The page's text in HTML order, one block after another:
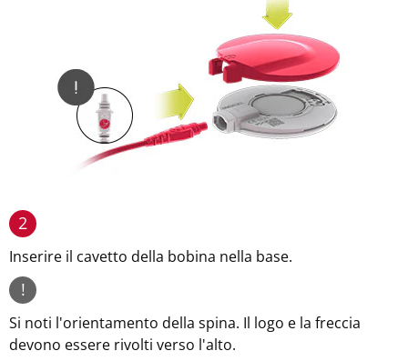
2
Inserire il cavetto della bobina nella base.
!
Si noti l'orientamento della spina. Il logo e la freccia
devono essere rivolti verso l'alto.